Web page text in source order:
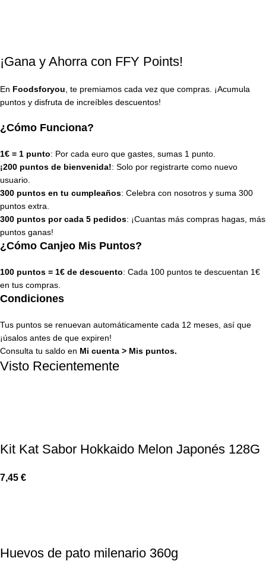
¡Gana y Ahorra con FFY Points!
En Foodsforyou , te premiamos cada vez que compras. ¡Acumula
puntos y disfruta de increíbles descuentos!
¿Cómo Funciona?
1€ = 1 punto: Por cada euro que gastes, sumas 1 punto.
¡200 puntos de bienvenida!: Solo por registrarte como nuevo
usuario.
300 puntos en tu cumpleaños: Celebra con nosotros y suma 300
puntos extra.
300 puntos por cada 5 pedidos: ¡Cuantas más compras hagas, más
puntos ganas!
¿Cómo Canjeo Mis Puntos?
100 puntos = 1€ de descuento: Cada 100 puntos te descuentan 1€
en tus compras.
Condiciones
Tus puntos se renuevan automáticamente cada 12 meses, así que
¡úsalos antes de que expiren!
Consulta tu saldo en Mi cuenta > Mis puntos.
Visto Recientemente
Kit Kat Sabor Hokkaido Melon Japonés 128G
7,45 €
Huevos de pato milenario 360g